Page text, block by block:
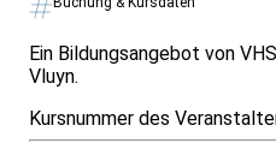
Ein Bildungsangebot von
Vluyn.
Kursnummer des